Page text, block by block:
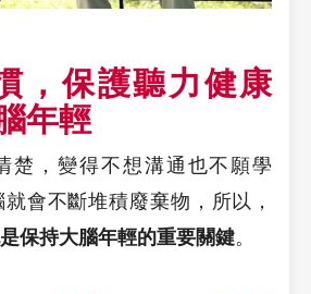
，保護聽力健康
年輕
楚，變得不想溝通也不願學
會不斷堆積廢棄物，所以，
保持大腦年輕的重要關鍵。